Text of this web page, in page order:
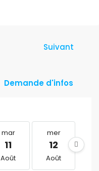
Suivant
Demande d'infos
mar
11
Août
mer
12
Août